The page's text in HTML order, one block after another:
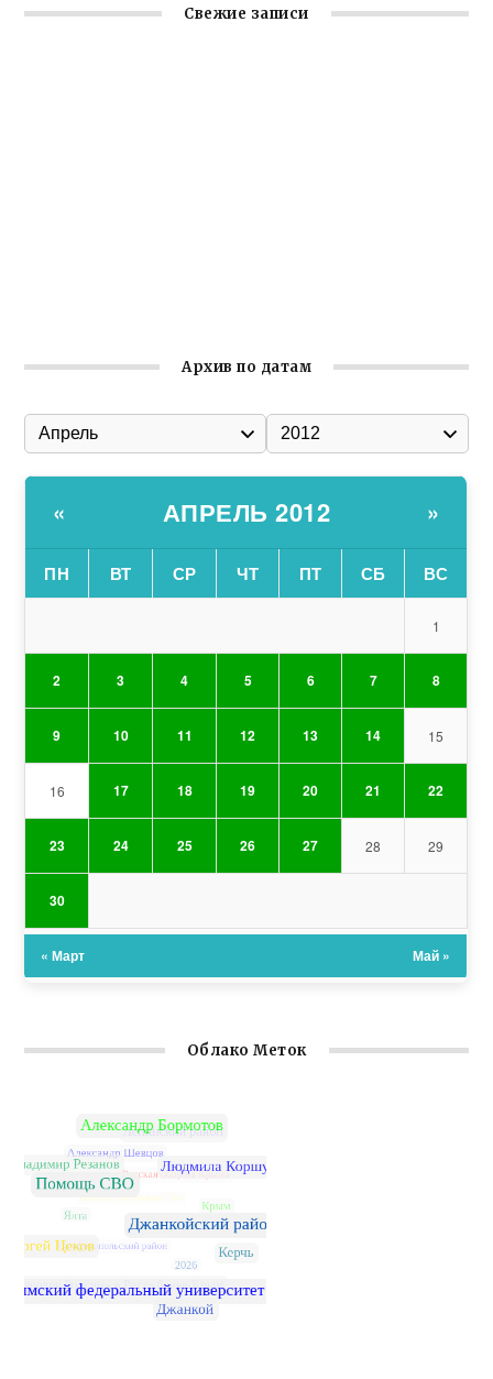
Свежие записи
Архив по датам
« АПРЕЛЬ 2012 »
ПН ВТ СР ЧТ ПТ СБ ВС
1
2 3 4 5 6 7 8
9 10 11 12 13 14 15
16 17 18 19 20 21 22
23 24 25 26 27 28 29
30
« Март Май »
Облако Меток